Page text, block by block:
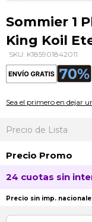
al
comienzo
de
la
galería
de
Sommier 1
King Koil
SKU: K185901842011
Sea el primero en dejar
Precio de Lista
Precio Promo
24 cuotas sin
Precio sin imp.